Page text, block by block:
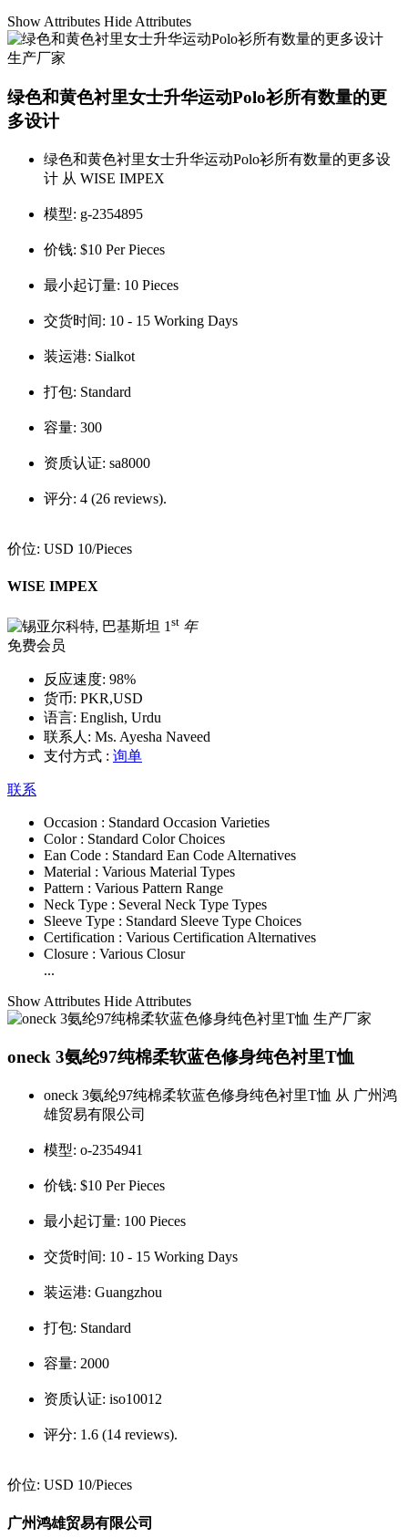
Show Attributes Hide Attributes
绿色和黄色衬里女士升华运动Polo衫所有数量的更
多设计
绿色和黄色衬里女士升华运动Polo衫所有数量的更多设
计 从 WISE IMPEX
模型: g-2354895
价钱: $10 Per Pieces
最小起订量: 10 Pieces
交货时间: 10 - 15 Working Days
装运港: Sialkot
打包: Standard
容量: 300
资质认证: sa8000
评分: 4 (26 reviews).
价位: USD 10/Pieces
WISE IMPEX
1 st 年
免费会员
反应速度: 98%
货币: PKR,USD
语言: English, Urdu
联系人: Ms. Ayesha Naveed
支付方式 : 询单
联系
Occasion : Standard Occasion Varieties
Color : Standard Color Choices
Ean Code : Standard Ean Code Alternatives
Material : Various Material Types
Pattern : Various Pattern Range
Neck Type : Several Neck Type Types
Sleeve Type : Standard Sleeve Type Choices
Certification : Various Certification Alternatives
Closure : Various Closur
...
Show Attributes Hide Attributes
oneck 3氨纶97纯棉柔软蓝色修身纯色衬里T恤
oneck 3氨纶97纯棉柔软蓝色修身纯色衬里T恤 从 广州鸿
雄贸易有限公司
模型: o-2354941
价钱: $10 Per Pieces
最小起订量: 100 Pieces
交货时间: 10 - 15 Working Days
装运港: Guangzhou
打包: Standard
容量: 2000
资质认证: iso10012
评分: 1.6 (14 reviews).
价位: USD 10/Pieces
广州鸿雄贸易有限公司